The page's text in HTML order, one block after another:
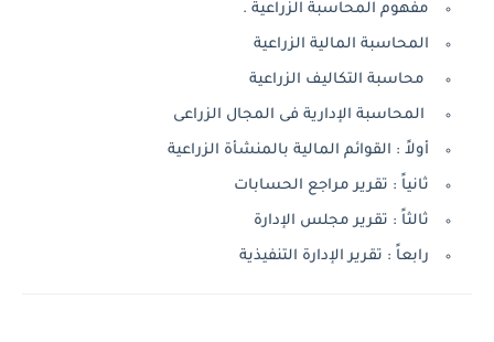
مفهوم المحاسبة الزراعية .
المحاسبة المالية الزراعية
محاسبة التكاليف الزراعية
المحاسبة الإدارية فى المجال الزراعى
أولاً : القوائم المالية بالمنشأة الزراعية
ثانياً : تقرير مراجع الحسابات
ثالثاً : تقرير مجلس الإدارة
رابعاً : تقرير الإدارة التنفيذية